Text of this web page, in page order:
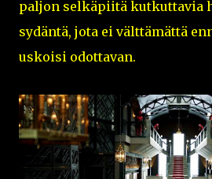
paljon selkäpiitä kutkuttavia
sydäntä, jota ei välttämättä
uskoisi odottavan.